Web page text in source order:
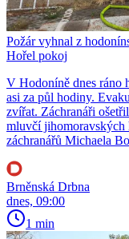
Požár vyhnal z
Hořel pokoj
V Hodoníně dnes ráno
asi za půl hodiny.
zvířat. Záchranáři
mluvčí jihomoravských
záchranářů Michaela
Brněnská Drbna
dnes, 09:00
1 min